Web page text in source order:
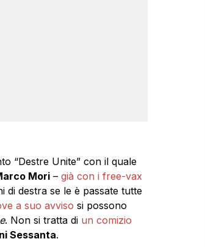
“Destre Unite” con il quale
Mori– già con i free-vax
di destra se le è passate tutte
a suo avviso si possono
. Non si tratta di un comizio
Sessanta.